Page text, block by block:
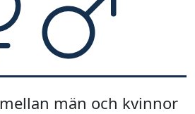
män och kvinnor